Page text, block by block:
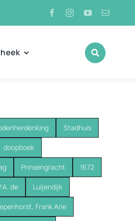
Stadhuis
doopboek
Prinsengracht 1672
de Luijendijk
Frank Arie